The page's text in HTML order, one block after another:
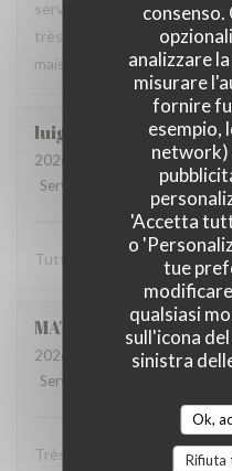
analizzare
misurare
fornire
esempio,
network)
'Accetta
o
tue
qualsiasi
sull'icona
sinistra
Ok,
Rifiuta
serveur très agréable, les
très bons. Mention spéciale
maison !
luigi
2026-06-07
- 14:30 - Ospiti 2
Servizio
Atmosfera: 5/5
Tutto molto buono.
MATHIEU
2026-06-07
- 19:00 - Ospiti 2
Servizio
Très bonne soirée dans cet